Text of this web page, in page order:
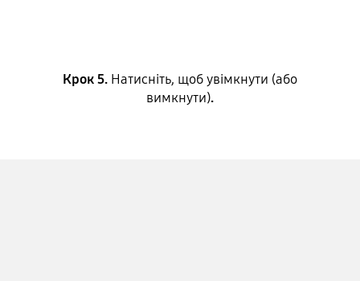
Крок 5. Натисніть, щоб увімкнути (або
вимкнути).